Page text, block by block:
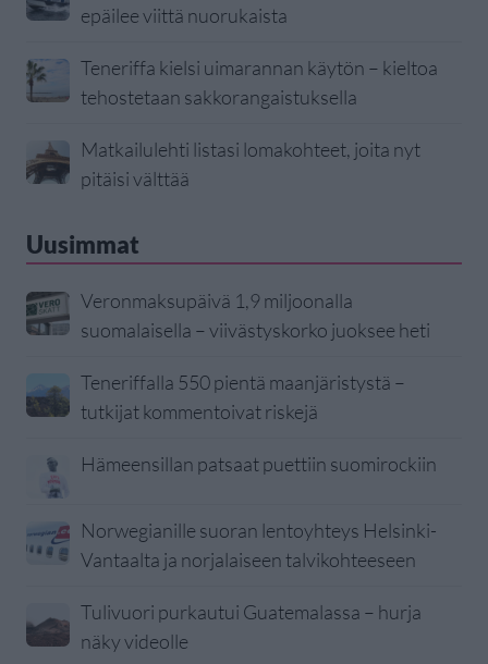
epäilee viittä nuorukaista
Teneriffa kielsi uimarannan käytön – kieltoa
tehostetaan sakkorangaistuksella
Matkailulehti listasi lomakohteet, joita nyt
pitäisi välttää
Uusimmat
Veronmaksupäivä 1,9 miljoonalla
suomalaisella – viivästyskorko juoksee heti
Teneriffalla 550 pientä maanjäristystä –
tutkijat kommentoivat riskejä
Hämeensillan patsaat puettiin suomirockiin
Norwegianille suoran lentoyhteys Helsinki-
Vantaalta ja norjalaiseen talvikohteeseen
Tulivuori purkautui Guatemalassa – hurja
näky videolle